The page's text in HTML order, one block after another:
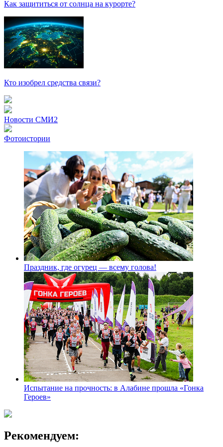
Как защититься от солнца на курорте?
Кто изобрел средства связи?
Новости СМИ2
Фотоистории
Праздник, где огурец — всему голова!
Испытание на прочность: в Алабине прошла «Гонка
Героев»
Рекомендуем: